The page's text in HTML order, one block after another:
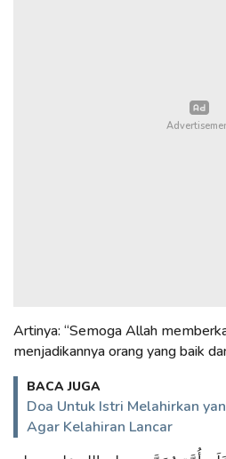
Artinya: “Semoga Allah
menjadikannya orang yang baik
BACA JUGA
Doa Untuk Istri Melahirkan
Agar Kelahiran Lancar